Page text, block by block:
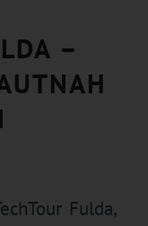
–
Fulda,